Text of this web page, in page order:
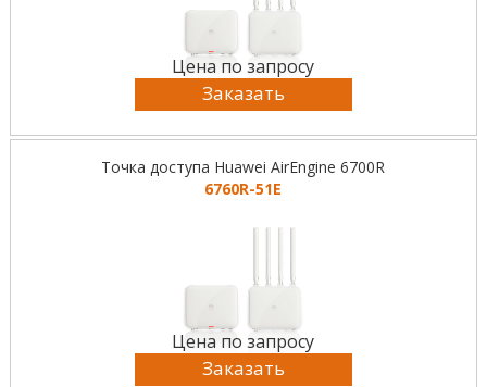
Цена по запросу
Заказать
Точка доступа Huawei AirEngine 6700R
6760R-51E
Цена по запросу
Заказать